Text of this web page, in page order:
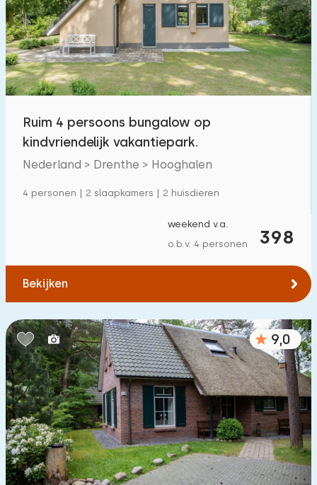
Ruim 4 persoons bungalow op
kindvriendelijk vakantiepark.
Nederland > Drenthe > Hooghalen
4 personen | 2 slaapkamers | 2 huisdieren
398
weekend v.a.
o.b.v. 4 personen
Bekijken
9,0